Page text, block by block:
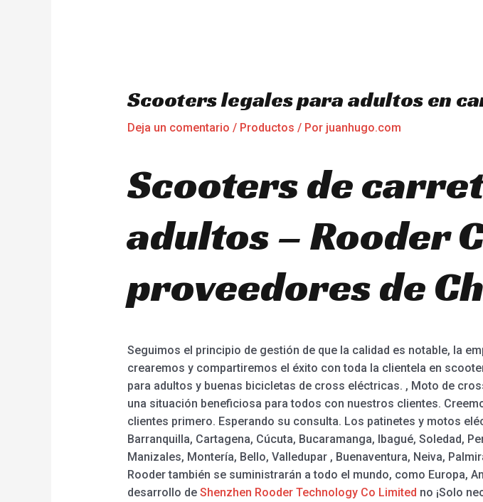
Scooters legales para adultos en
Deja un comentario / Productos / Por juanhugo.com
Scooters de
adultos – Rooder
proveedores de
Seguimos el principio de gestión de que la calidad es notable, la
crearemos y compartiremos el éxito con toda la clientela en
para adultos y buenas bicicletas de cross eléctricas. , Moto de
una situación beneficiosa para todos con nuestros clientes.
clientes primero. Esperando su consulta. Los patinetes y motos
Barranquilla, Cartagena, Cúcuta, Bucaramanga, Ibagué, Soledad,
Manizales, Montería, Bello, Valledupar , Buenaventura, Neiva,
Rooder también se suministrarán a todo el mundo, como Europa,
desarrollo de Shenzhen Rooder Technology Co Limited no ¡Solo